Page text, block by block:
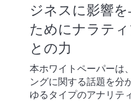
ジネスに影響
ためにナラテ
との力
本ホワイトペーパーは
ングに関する話題を分
ゆるタイプのアナリテ